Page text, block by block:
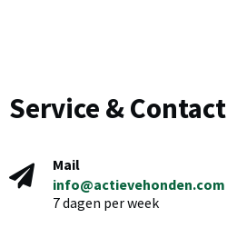
Service & Contact
Mail
info@actievehonden.com
7 dagen per week